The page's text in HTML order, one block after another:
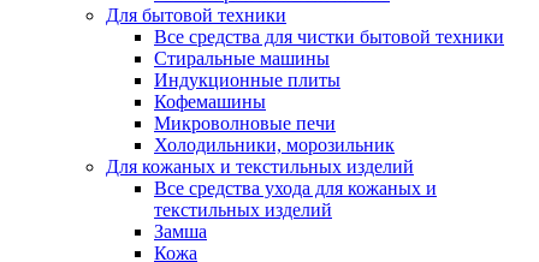
Для бытовой техники
Все средства для чистки бытовой техники
Стиральные машины
Индукционные плиты
Кофемашины
Микроволновые печи
Холодильники, морозильник
Для кожаных и текстильных изделий
Все средства ухода для кожаных и
текстильных изделий
Замша
Кожа